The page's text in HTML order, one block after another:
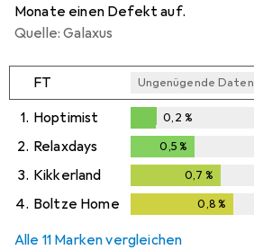
Monate einen Defekt auf.
Quelle: Galaxus
FT Ungenügende Daten
1. Hoptimist
0,2%
0,2 %
2. Relaxdays 0,5 %
3. Kikkerland 0,7 %
4. Boltze Home 0,8 %
Alle 11 Marken vergleichen